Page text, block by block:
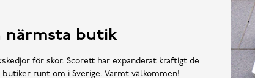
närmsta butik
för skor. Scorett har expanderat kraftigt de
butiker runt om i Sverige. Varmt välkommen!